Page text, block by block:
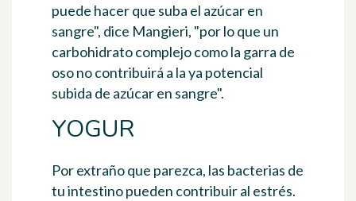
puede hacer que suba el azúcar en
sangre", dice Mangieri, "por lo que un
carbohidrato complejo como la garra de
osono contribuirá a la ya potencial
subida de azúcar en sangre".
YOGUR
Por extraño que parezca, las bacterias de
tu intestino pueden contribuir al estrés.